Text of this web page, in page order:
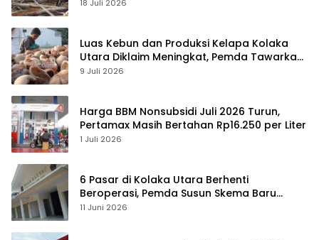
18 Juli 2026
Luas Kebun dan Produksi Kelapa Kolaka
Utara Diklaim Meningkat, Pemda Tawarkan
Peluang Investasi
9 Juli 2026
Harga BBM Nonsubsidi Juli 2026 Turun,
Pertamax Masih Bertahan Rp16.250 per Liter
1 Juli 2026
6 Pasar di Kolaka Utara Berhenti
Beroperasi, Pemda Susun Skema Baru
Pulihkan Perdagangan
11 Juni 2026